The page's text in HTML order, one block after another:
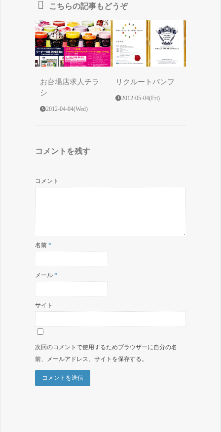
こちらの記事もどうぞ
お台場店求人チラ
シ
2012-04-04(Wed)
リクルートパンフ
2012-05-04(Fri)
コメントを残す
コメント
名前 *
メール *
サイト
次回のコメントで使用するためブラウザーに自分の名
前、メールアドレス、サイトを保存する。